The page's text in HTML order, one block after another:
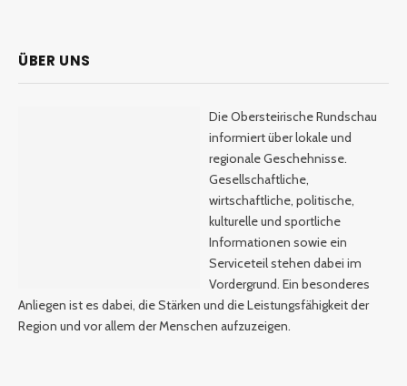
ÜBER UNS
Die Obersteirische Rundschau
informiert über lokale und
regionale Geschehnisse.
Gesellschaftliche,
wirtschaftliche, politische,
kulturelle und sportliche
Informationen sowie ein
Serviceteil stehen dabei im
Vordergrund. Ein besonderes
Anliegen ist es dabei, die Stärken und die Leistungsfähigkeit der
Region und vor allem der Menschen aufzuzeigen.